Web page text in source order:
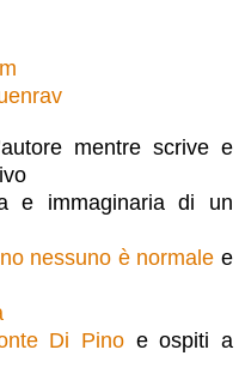
mentre scrive e
e immaginaria di un
nessuno è normale e
Di Pino e ospiti a